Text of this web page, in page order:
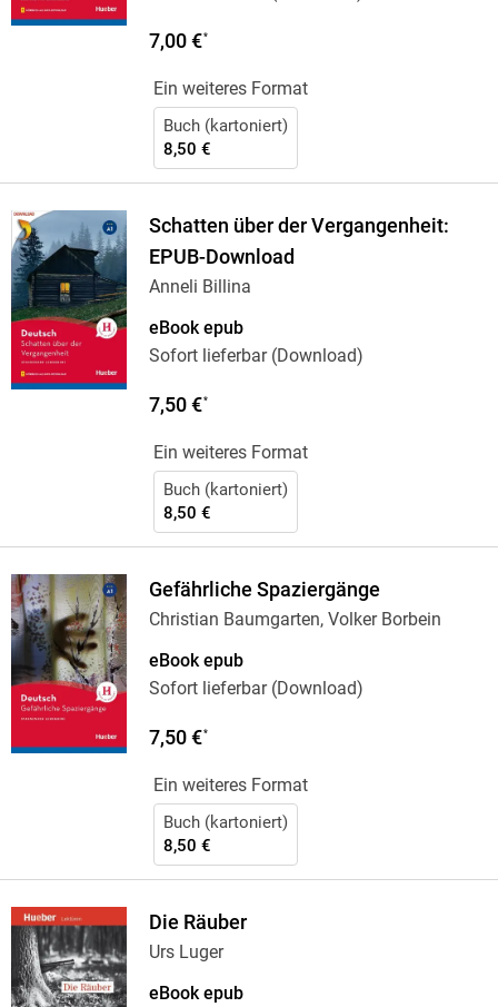
7,00 €*
Ein weiteres Format
Buch (kartoniert)
8,50 €
Schatten über der Vergangenheit:
EPUB-Download
Anneli Billina
eBook epub
Sofort lieferbar (Download)
7,50 €*
Ein weiteres Format
Buch (kartoniert)
8,50 €
Gefährliche Spaziergänge
Christian Baumgarten, Volker Borbein
eBook epub
Sofort lieferbar (Download)
7,50 €*
Ein weiteres Format
Buch (kartoniert)
8,50 €
Die Räuber
Urs Luger
eBook epub